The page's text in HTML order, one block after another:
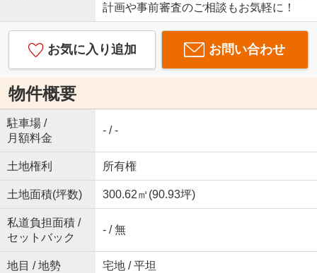
計画や事前審査のご相談もお気軽に！
お気に入り追加 お問い合わせ
物件概要
駐車場 /
月額料金
- / -
土地権利 所有権
土地面積(坪数) 300.62㎡(90.93坪)
私道負担面積 /
セットバック
- / 無
地目 / 地勢 宅地 / 平坦